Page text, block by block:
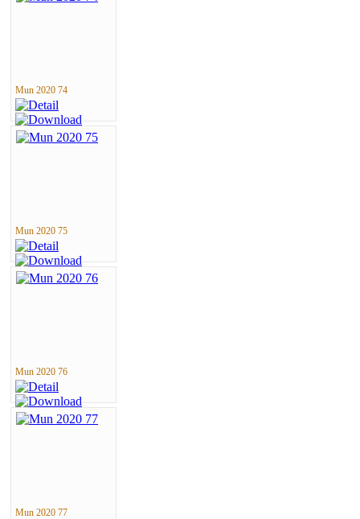
Mun 2020 74
Mun 2020 75
Mun 2020 76
Mun 2020 77